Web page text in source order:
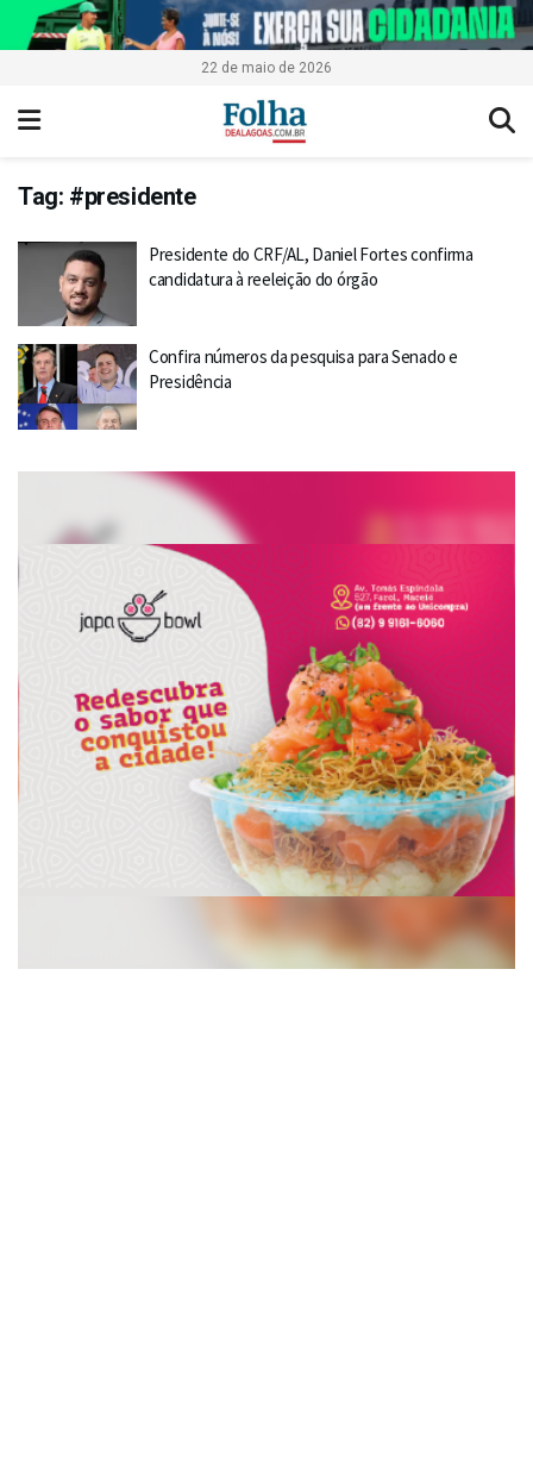
22 de maio de 2026
Tag: #presidente
Presidente do CRF/AL, Daniel Fortes confirma
candidatura à reeleição do órgão
Confira números da pesquisa para Senado e
Presidência